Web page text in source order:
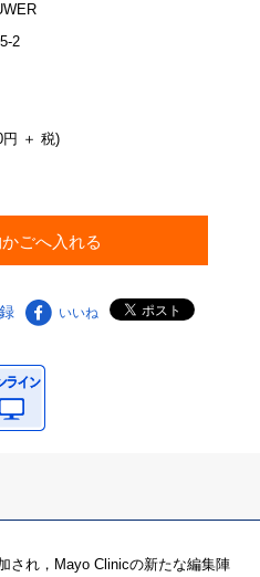
2
円 ＋ 税)
いいね
され，Mayo Clinicの新たな編集陣